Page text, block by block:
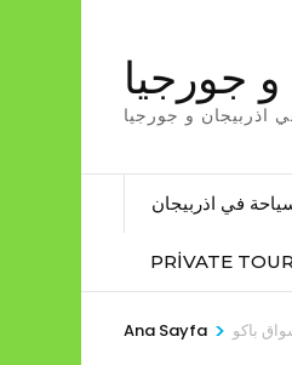
(Enter
tuşuna
جورجيا
اذربيجان و جورجيا
في اذربيجان
PRIVATE
Ana Sayfa > باكو